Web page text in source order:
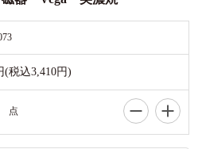
(税込3,410円)
点